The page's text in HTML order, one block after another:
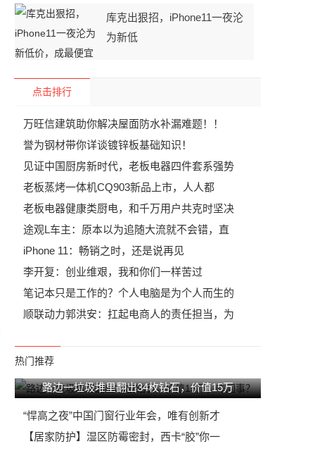
库克出狠招，iPhone11一夜沦
为新低
点击排行
万旺信建筑助你解决屋面防水补漏难题！！
誉为钢材带你详谈镀锌板基础知识！
见证中国厨房新时代，老板电器四件套系强势
老板蒸烤一体机CQ903新品上市，人人都
老板电器健康类厨电，和千万用户共克时坚决
途观L车主：原本以为追随大流就不会错，直
iPhone 11：畅销之时，还是说再见
李开复：创业维艰，我和你们一样苦过
笔记本只是工作的？个人电脑是为个人而生的
顺联动力郭洪安：扛起电商人的责任担当，为
热门推荐
路边一垃圾堆里翻出34枚钻石，价值15万
“悍高之夜”中国门窗行业年会，唯有创新才
【居家防护】湿区防霉密封，西卡“胶”你一